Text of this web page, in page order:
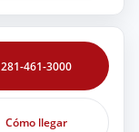
281-461-3000
Cómo llegar